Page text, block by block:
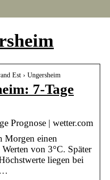
Est › Ungersheim
7-Tage
Prognose | wetter.com
Morgen einen
von 3°C. Später
liegen bei
…